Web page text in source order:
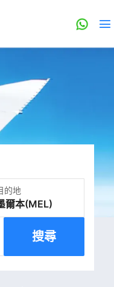
的地
搜尋